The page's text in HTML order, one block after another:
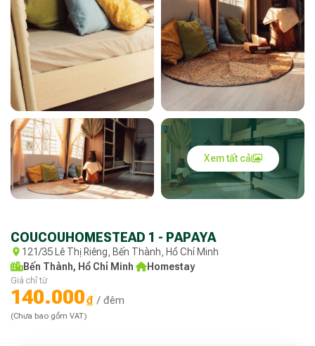
Xem tất cả
COUCOUHOMESTEAD 1 - PAPAYA
121/35 Lê Thị Riêng, Bến Thành, Hồ Chí Minh
Bến Thành, Hồ Chí Minh· Homestay
Giá chỉ từ
140.000₫ / đêm
(Chưa bao gồm VAT)